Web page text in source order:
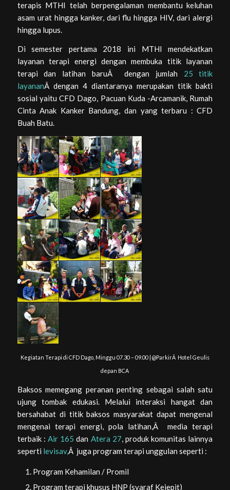
terapis MTHI telah berpengalaman membantu keluhan
asam urat hingga kanker, dari flu hingga HIV, dari alergi
hingga lupus.
Di semester pertama 2018 ini MTHI mendekatkan
layanan terapi energi dengan membuka titik layanan
terapi dan latihan baruÂ dengan jumlah 25 titik
layananÂ dengan 4 diantaranya merupakan titik bakti
sosial yaitu CFD Dago, Pacuan Kuda -Arcamanik, Rumah
Cinta Anak Kanker Bandung, dan yang terbaru : CFD
Buah Batu.
Kegiatan Terapi di CFD Dago, Minggu 07.30 – 09.00 | @ParkirÂ Hotel Geulis
depan BCA
Baksos memegang peranan penting sebagai salah satu
ujung tombak edukasi. Melalui interaksi hangat dan
bersahabat di titik baksos masyarakat dapat mengenal
mengenai terapi energi, pola latihan,Â media terapi
terbaik : Air 165 dan Atera 27, produk komunitas lainnya
seperti levisav,Â juga program terapi unggulan seperti :
Program Kehamilan / Promil
Program terapi khusus HNP (syaraf Kejepit)